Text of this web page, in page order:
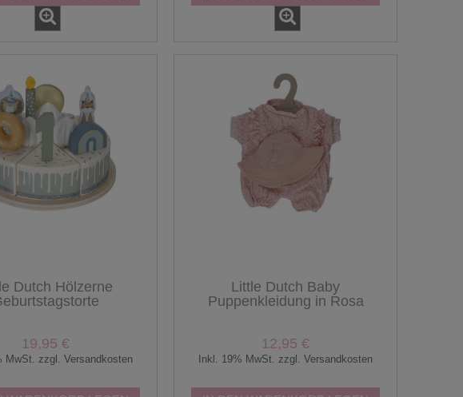
Dutch Hölzerne
19,95 €
MwSt. zzgl. Versandkosten
Little Dutch Baby
Puppenkleidung in Rosa
12,95 €
Inkl. 19% MwSt. zzgl. Versandkosten